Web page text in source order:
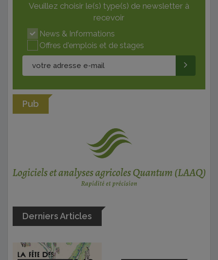
Veuillez choisir le(s) type(s) de newsletter à
recevoir
News & Informations
Offres d'emplois et de stages
Pub
Derniers Articles